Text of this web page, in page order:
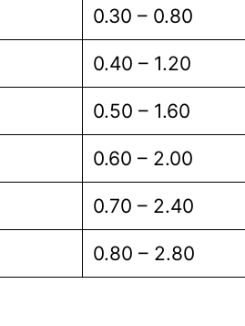
0.30 – 0.80
0.40 – 1.20
0.50 – 1.60
0.60 – 2.00
0.70 – 2.40
0.80 – 2.80